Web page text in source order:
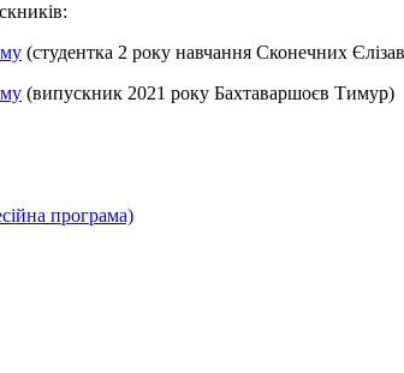
(студентка 2 року навчання Сконечних
(випускник 2021 року Бахтаваршоєв Тимур)
програма)